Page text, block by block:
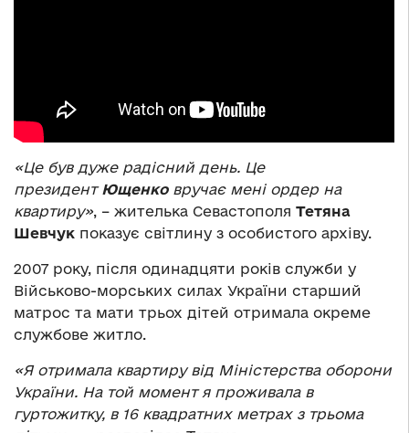
«Це був дуже радісний день. Це
президентЮщенковручає мені ордер на
квартиру», – жителька Севастополя Тетяна
Шевчук показує світлину з особистого архіву.
2007 року, після одинадцяти років служби у
Військово-морських силах України старший
матрос та мати трьох дітей отримала окреме
службове житло.
«Я отримала квартиру від Міністерства оборони
України. На той момент я проживала в
гуртожитку, в 16 квадратних метрах з трьома